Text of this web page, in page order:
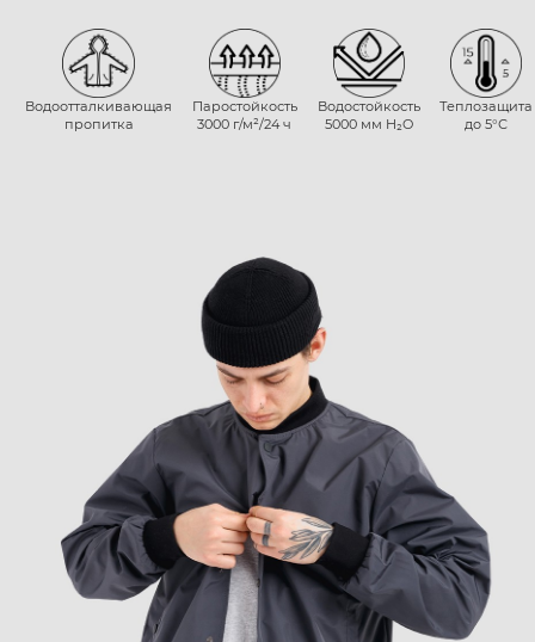
Водоотталкивающая
пропитка
Паростойкость
3000 г/м²/24 ч
Водостойкость
5000 мм H₂O
Теплозащита
до 5°С